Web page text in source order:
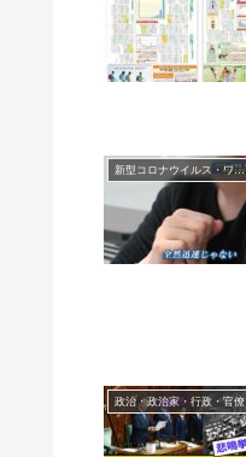
新型コロナウイルス・ワクチン
政治・政治家・行政・官僚